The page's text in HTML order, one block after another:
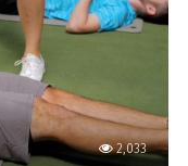
2,033